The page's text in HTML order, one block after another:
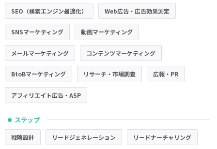
SEO（検索エンジン最適化） Web広告・広告効果測定
SNSマーケティング 動画マーケティング
メールマーケティング コンテンツマーケティング
BtoBマーケティング リサーチ・市場調査 広報・PR
アフィリエイト広告・ASP
● ステップ
戦略設計 リードジェネレーション リードナーチャリング